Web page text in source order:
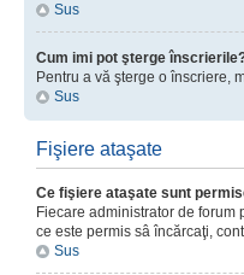
Sus
Cum imi pot şterge
Pentru a vă şterge o înscriere,
Sus
Fişiere ataşate
Ce fişiere ataşate sunt
Fiecare administrator de
ce este permis sâ încărcaţi,
Sus